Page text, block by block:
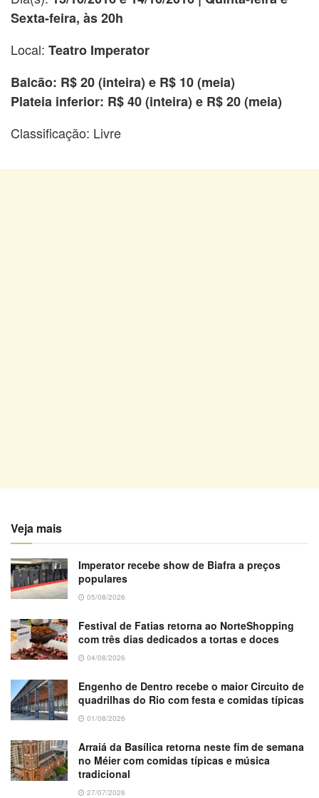
Sexta-feira, às 20h
Local: Teatro Imperator
Balcão: R$ 20 (inteira) e R$ 10 (meia)
Plateia inferior: R$ 40 (inteira) e R$ 20 (meia)
Classificação: Livre
Veja mais
Imperator recebe show de Biafra a preços
populares
05/08/2026
Festival de Fatias retorna ao NorteShopping
com três dias dedicados a tortas e doces
04/08/2026
Engenho de Dentro recebe o maior Circuito de
quadrilhas do Rio com festa e comidas típicas
01/08/2026
Arraiá da Basílica retorna neste fim de semana
no Méier com comidas típicas e música
tradicional
27/07/2026